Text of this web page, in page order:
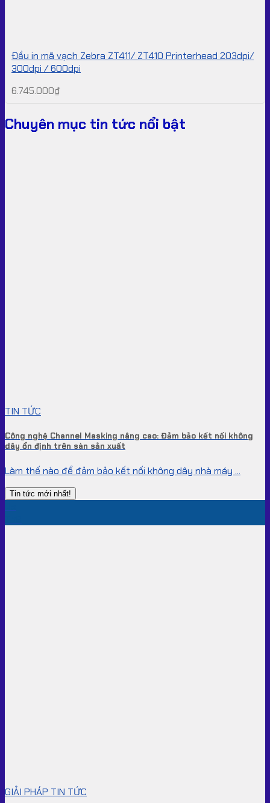
Đầu in mã vạch Zebra ZT411/ ZT410 Printerhead 203dpi/
300dpi / 600dpi
6.745.000₫
Chuyên mục tin tức nổi bật
TIN TỨC
Công nghệ Channel Masking nâng cao: Đảm bảo kết nối không
dây ổn định trên sàn sản xuất
Làm thế nào để đảm bảo kết nối không dây nhà máy ...
Tin tức mới nhất!
GIẢI PHÁP TIN TỨC